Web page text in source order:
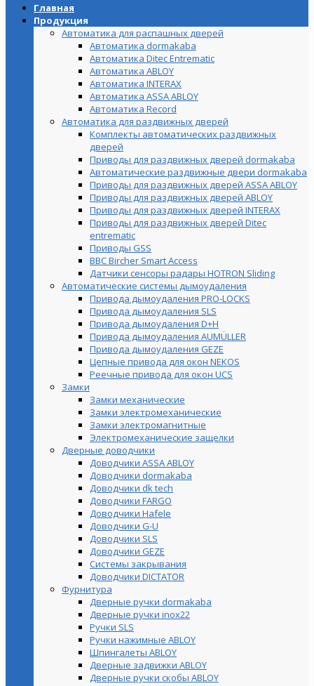
Главная
Продукция
Автоматика для распашных дверей
Автоматика dormakaba
Автоматика Ditec Entrematic
Автоматика ABLOY
Автоматика INTERAX
Автоматика ASSA ABLOY
Автоматика Record
Автоматика для раздвижных дверей
Комплекты автоматических раздвижных
дверей
Приводы для раздвижных дверей dormakaba
Автоматические раздвижные двери dormakaba
Приводы для раздвижных дверей ASSA ABLOY
Приводы для раздвижных дверей ABLOY
Приводы для раздвижных дверей INTERAX
Приводы для раздвижных дверей Ditec
entrematic
Приводы GSS
BBC Bircher Smart Access
Датчики сенсоры радары HOTRON Sliding
Автоматические системы дымоудаления
Привода дымоудаления PRO-LOCKS
Привода дымоудаления SLS
Привода дымоудаления D+H
Привода дымоудаления AUMÜLLER
Привода дымоудаления GEZE
Цепные привода для окон NEKOS
Реечные привода для окон UСS
Замки
Замки механические
Замки электромеханические
Замки электромагнитные
Электромеханические защелки
Дверные доводчики
Доводчики ASSA ABLOY
Доводчики dormakaba
Доводчики dk tech
Доводчики FARGO
Доводчики Hafele
Доводчики G-U
Доводчики SLS
Доводчики GEZE
Cистемы закрывания
Доводчики DICTATOR
Фурнитура
Дверные ручки dormakaba
Дверные ручки inox22
Ручки SLS
Ручки нажимные ABLOY
Шпингалеты ABLOY
Дверные задвижки ABLOY
Дверные ручки скобы ABLOY